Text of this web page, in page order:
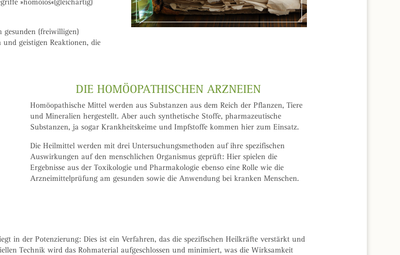
»homóios«(gleichartig)
gesunden (freiwilligen)
geistigen Reaktionen, die
DIE HOMÖOPATHISCHEN ARZNEIEN
Homöopathische Mittel werden aus Substanzen aus dem Reich der Pflanzen, Tiere
und Mineralien hergestellt. Aber auch synthetische Stoffe, pharmazeutische
Substanzen, ja sogar Krankheitskeime und Impfstoffe kommen hier zum Einsatz.
Die Heilmittel werden mit drei Untersuchungsmethoden auf ihre spezifischen
Auswirkungen auf den menschlichen Organismus geprüft: Hier spielen die
Ergebnisse aus der Toxikologie und Pharmakologie ebenso eine Rolle wie die
Arzneimittelprüfung am gesunden sowie die Anwendung bei kranken Menschen.
in der Potenzierung: Dies ist ein Verfahren, das die spezifischen Heilkräfte verstärkt und
Technik wird das Rohmaterial aufgeschlossen und minimiert, was die Wirksamkeit